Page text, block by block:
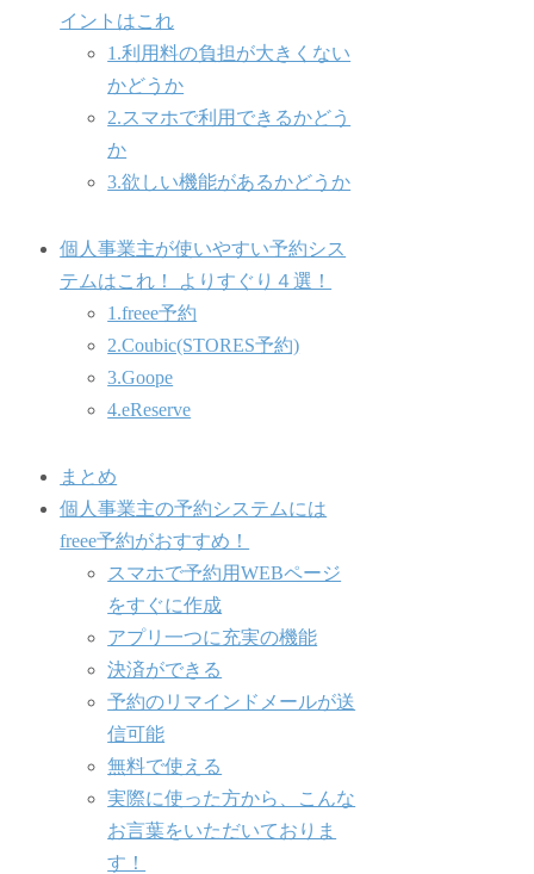
イントはこれ
1.利用料の負担が大きくない
かどうか
2.スマホで利用できるかどう
か
3.欲しい機能があるかどうか
個人事業主が使いやすい予約シス
テムはこれ！ よりすぐり４選！
1.freee予約
2.Coubic(STORES予約)
3.Goope
4.eReserve
まとめ
個人事業主の予約システムには
freee予約がおすすめ！
スマホで予約用WEBページ
をすぐに作成
アプリ一つに充実の機能
決済ができる
予約のリマインドメールが送
信可能
無料で使える
実際に使った方から、こんな
お言葉をいただいておりま
す！